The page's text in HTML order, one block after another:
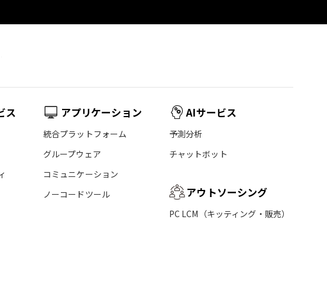
ス アプリケーション
統合プラットフォーム
グループウェア
コミュニケーション
ノーコードツール
AIサービス
予測分析
チャットボット
アウトソーシング
PC LCM（キッティング・販売）